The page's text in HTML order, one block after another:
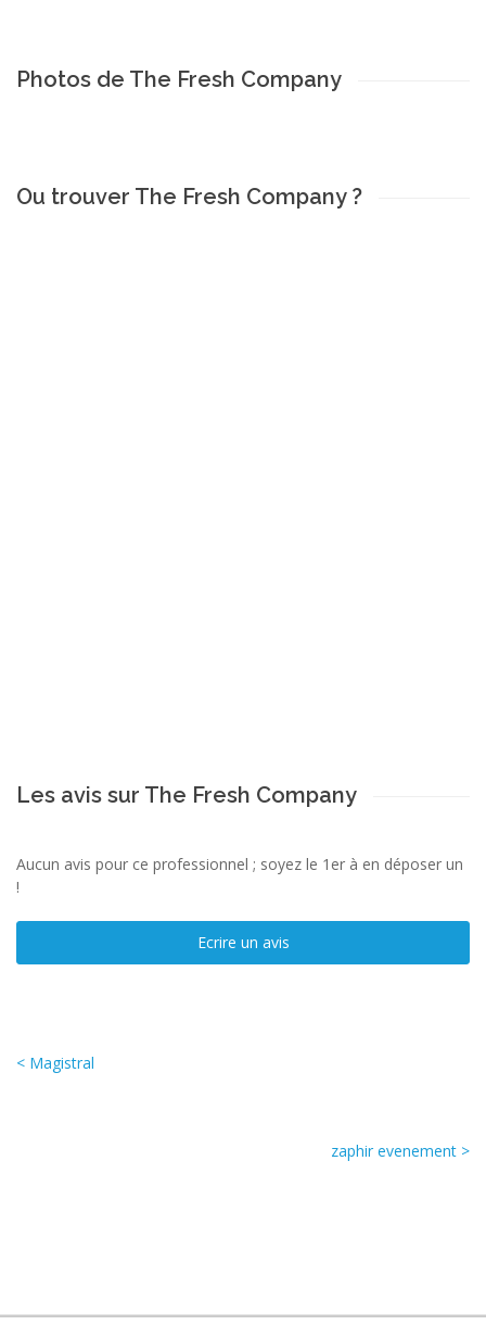
Photos de The Fresh Company
Ou trouver The Fresh Company ?
Les avis sur The Fresh Company
Aucun avis pour ce professionnel ; soyez le 1er à en déposer un
!
Ecrire un avis
< Magistral
zaphir evenement >